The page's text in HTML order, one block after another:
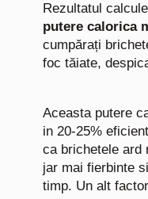
Rezultatul
putere calorica
cumpărați
foc tăiate,
Aceasta putere
in 20-25%
ca brichetele ard
jar mai fierbinte
timp. Un alt